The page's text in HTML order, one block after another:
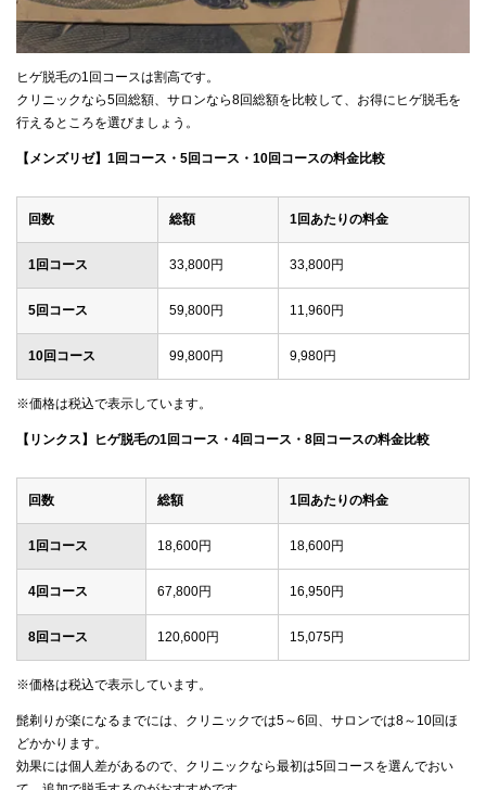
ヒゲ脱毛の1回コースは割高です。
クリニックなら5回総額、サロンなら8回総額を比較して、お得にヒゲ脱毛を
行えるところを選びましょう。
【メンズリゼ】1回コース・5回コース・10回コースの料金比較
回数 総額 1回あたりの料金
1回コース 33,800円 33,800円
5回コース 59,800円 11,960円
10回コース 99,800円 9,980円
※価格は税込で表示しています。
【リンクス】ヒゲ脱毛の1回コース・4回コース・8回コースの料金比較
回数 総額 1回あたりの料金
1回コース 18,600円 18,600円
4回コース 67,800円 16,950円
8回コース 120,600円 15,075円
※価格は税込で表示しています。
髭剃りが楽になるまでには、クリニックでは5～6回、サロンでは8～10回ほ
どかかります。
効果には個人差があるので、クリニックなら最初は5回コースを選んでおい